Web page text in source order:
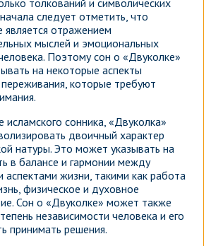
толкований и символических
следует отметить, что
является отражением
мыслей и эмоциональных
Поэтому сон о «Двуколке»
на некоторые аспекты
которые требуют
исламского сонника, «Двуколка»
двоичный характер
натуры. Это может указывать на
в балансе и гармонии между
аспектами жизни, такими как работа
физическое и духовное
Сон о «Двуколке» может также
независимости человека и его
принимать решения.